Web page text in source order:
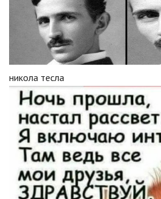
никола тесла